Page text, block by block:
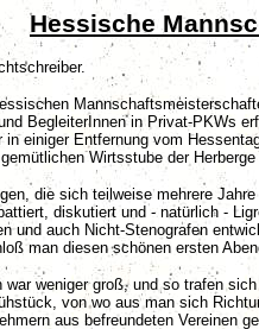
Hessische
BegleiterInnen in Privat-PKWs
einiger Entfernung vom
Wirtsstube der
die sich teilweise mehrere
diskutiert und - natürlich -
und auch Nicht-Stenografen
man diesen schönen ersten
war weniger groß, und so trafen
von wo aus man sich
aus befreundeten